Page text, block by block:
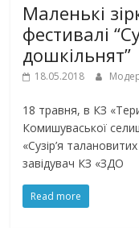
Маленькі
фестивалі
дошкільнят”
18.05.2018
18 травня, в КЗ
Комишуваської
«Сузір’я
завідувач КЗ «ЗДО
Read more